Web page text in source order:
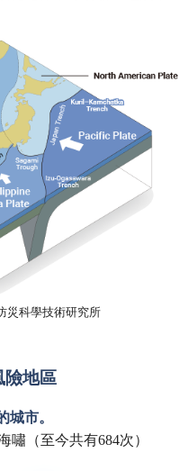
災科學技術研究所
險地區
市。
（至今共有684次）